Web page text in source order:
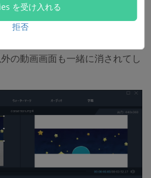
、「回転＆クロップ」
オ画面だけ切り取ってから
の動画画面も一緒に消されてし
を受け入れる
拒否